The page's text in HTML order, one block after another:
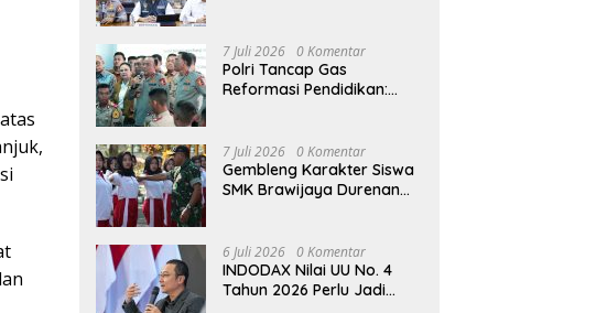
Kerugian Negara
Diindikasikan Capai Rp5
Triliun
7 Juli 2026 0 Komentar
Polri Tancap Gas
Reformasi Pendidikan:
Berlaku 2027
7 Juli 2026 0 Komentar
Gembleng Karakter Siswa
SMK Brawijaya Durenan
6 Juli 2026 0 Komentar
INDODAX Nilai UU No. 4
Tahun 2026 Perlu Jadi